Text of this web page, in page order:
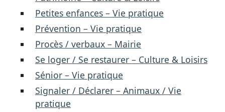
Petites enfances – Vie pratique
Prévention – Vie pratique
Procès / verbaux – Mairie
Se loger / Se restaurer – Culture & Loisirs
Sénior – Vie pratique
Signaler / Déclarer – Animaux / Vie
pratique